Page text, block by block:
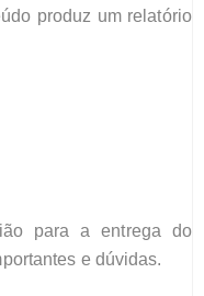
produz um relatório
para a entrega do
e dúvidas.